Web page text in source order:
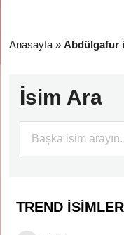
Anasayfa »Abdülgafur
İsim Ara
TREND İSIMLER